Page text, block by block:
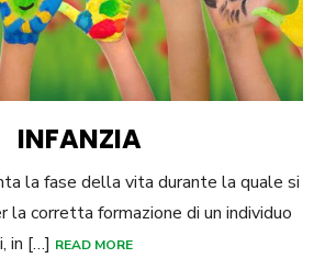
INFANZIA
la fase della vita durante la quale si
corretta formazione di un individuo
in […] READ MORE